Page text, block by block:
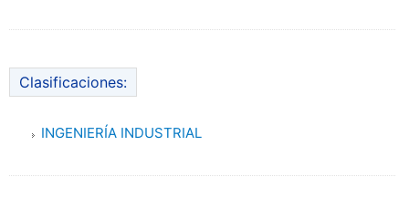
Clasificaciones:
INGENIERÍA INDUSTRIAL